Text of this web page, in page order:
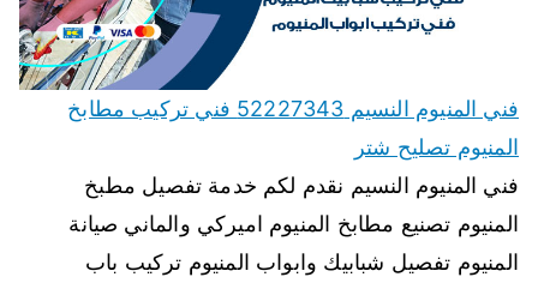
فني المنيوم النسيم 52227343 فني تركيب مطابخ
المنيوم تصليح شتر
فني المنيوم النسيم نقدم لكم خدمة تفصيل مطبخ
المنيوم تصنيع مطابخ المنيوم اميركي والماني صيانة
المنيوم تفصيل شبابيك وابواب المنيوم تركيب باب